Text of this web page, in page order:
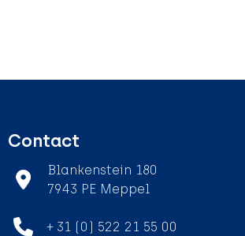
Contact
Blankenstein 180
7943 PE Meppel
+ 31 (0) 522 21 55 00